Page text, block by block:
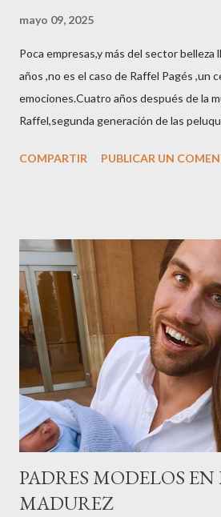
mayo 09, 2025
Poca empresas,y más del sector belleza
años ,no es el caso de Raffel Pagés ,un
emociones.Cuatro años después de la
Raffel,segunda generación de las
sector en una cena de
peluquería del grupo.Justo hace unos
contaba detalles del homenaje en
radio,en el programa que presento
horas . Carolina y Quionia Pagés
Museu Marítim de BCN ,en las
destacadas del sector,así como
de comunicación, en una velada
años peinando almas, creando belleza,i...
COMPARTIR PUBLICAR UN
PADRES MODELOS
MADUREZ